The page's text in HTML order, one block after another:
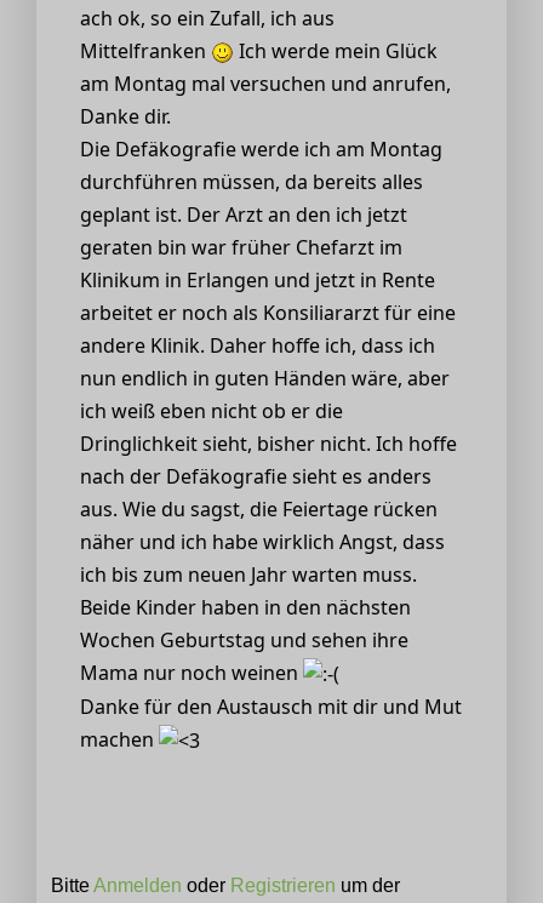
ach ok, so ein Zufall, ich aus
Mittelfranken
Ich werde mein Glück
am Montag mal versuchen und anrufen,
Danke dir.
Die Defäkografie werde ich am Montag
durchführen müssen, da bereits alles
geplant ist. Der Arzt an den ich jetzt
geraten bin war früher Chefarzt im
Klinikum in Erlangen und jetzt in Rente
arbeitet er noch als Konsiliararzt für eine
andere Klinik. Daher hoffe ich, dass ich
nun endlich in guten Händen wäre, aber
ich weiß eben nicht ob er die
Dringlichkeit sieht, bisher nicht. Ich hoffe
nach der Defäkografie sieht es anders
aus. Wie du sagst, die Feiertage rücken
näher und ich habe wirklich Angst, dass
ich bis zum neuen Jahr warten muss.
Beide Kinder haben in den nächsten
Wochen Geburtstag und sehen ihre
Mama nur noch weinen
Danke für den Austausch mit dir und Mut
machen
BitteAnmelden oder Registrieren um der